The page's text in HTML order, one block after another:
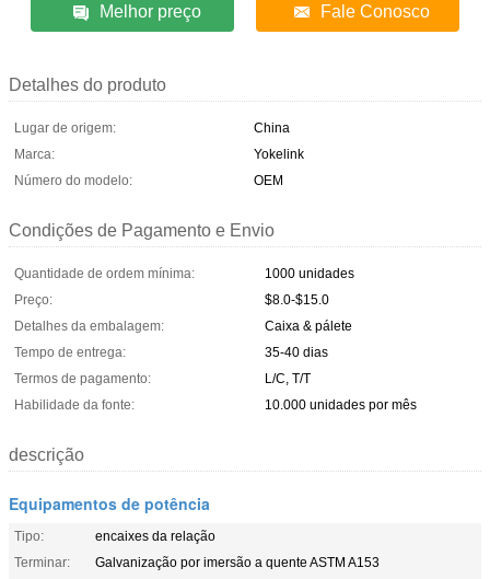
Melhor preço Fale Conosco
Detalhes do produto
Lugar de origem:
China
Marca:
Yokelink
Número do modelo:
OEM
Condições de Pagamento e Envio
Quantidade de ordem mínima:
1000 unidades
Preço:
$8.0-$15.0
Detalhes da embalagem:
Caixa & pálete
Tempo de entrega:
35-40 dias
Termos de pagamento:
L/C, T/T
Habilidade da fonte:
10.000 unidades por mês
descrição
Equipamentos de potência
Tipo:
encaixes da relação
Terminar:
Galvanização por imersão a quente ASTM A153